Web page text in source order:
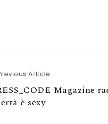
Article
Magazine
è sexy